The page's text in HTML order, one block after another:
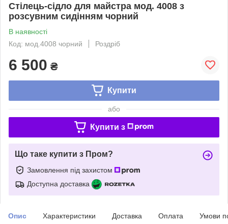
Стілець-сідло для майстра мод. 4008 з
розсувним сидінням чорний
В наявності
Код: мод.4008 чорний
Роздріб
6 500 ₴
Купити
або
Купити з
Що таке купити з Пром?
Замовлення під захистом
Доступна доставка
Опис Характеристики Доставка Оплата Умови